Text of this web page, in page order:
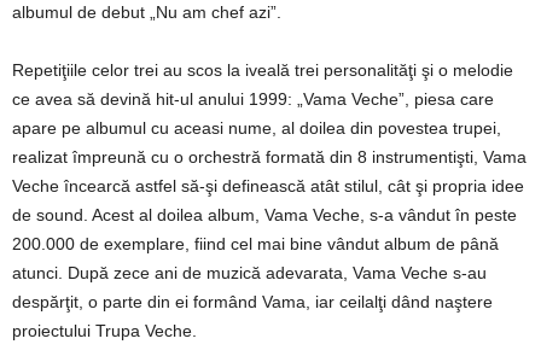
albumul de debut „Nu am chef azi”.
Repetiţiile celor trei au scos la iveală trei personalităţi şi o melodie
ce avea să devină hit-ul anului 1999: „Vama Veche”, piesa care
apare pe albumul cu aceasi nume, al doilea din povestea trupei,
realizat împreună cu o orchestră formată din 8 instrumentişti, Vama
Veche încearcă astfel să-şi definească atât stilul, cât şi propria idee
de sound. Acest al doilea album, Vama Veche, s-a vândut în peste
200.000 de exemplare, fiind cel mai bine vândut album de până
atunci. După zece ani de muzică adevarata, Vama Veche s-au
despărţit, o parte din ei formând Vama, iar ceilalţi dând naştere
proiectului Trupa Veche.